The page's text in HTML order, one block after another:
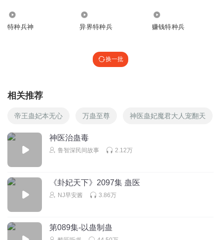
特种兵神 异界特种兵 赚钱特种兵
换一批
相关推荐
帝王蛊妃本无心 万蛊至尊 神医蛊妃魔君大人宠翻天
神医治蛊毒
鲁智深民间故事 2.12万
《卦妃天下》2097集 蛊医
NJ早安酱 3.86万
第089集-以蛊制蛊